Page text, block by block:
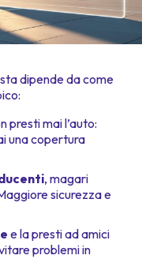
dipende da come
presti mai l’auto:
una copertura
, magari
sicurezza e
e la presti ad amici
problemi in